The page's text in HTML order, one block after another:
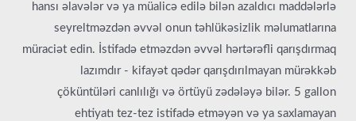
hansı əlavələr və ya müalicə edilə bilən azaldıcı maddələrlə
seyreltməzdən əvvəl onun təhlükəsizlik məlumatlarına
müraciət edin. İstifadə etməzdən əvvəl hərtərəfli qarışdırmaq
lazımdır - kifayət qədər qarışdırılmayan mürəkkəb
çöküntüləri canlılığı və örtüyü zədələyə bilər. 5 gallon
ehtiyatı tez-tez istifadə etməyən və ya saxlamayan